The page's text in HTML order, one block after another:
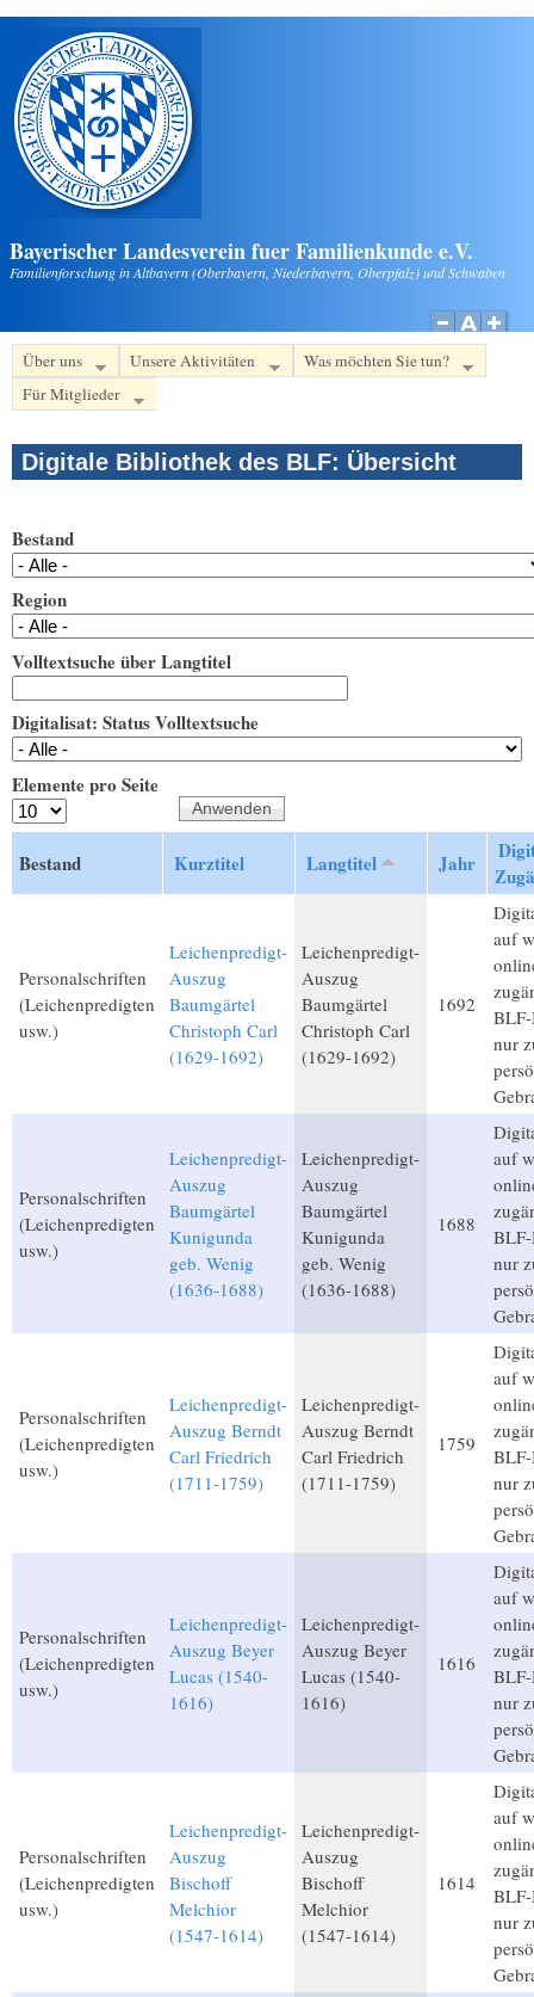
Direkt zum Inhalt
Bayerischer Landesverein fuer Familienkunde e.V.
Familienforschung in Altbayern (Oberbayern, Niederbayern, Oberpfalz) und Schwaben
Über uns Unsere Aktivitäten
Was möchten Sie tun?
Für Mitglieder
Digitale Bibliothek des BLF: Übersicht
Bestand
Region
Volltextsuche über Langtitel
Digitalisat: Status Volltextsuche
Elemente pro Seite
Bestand Kurztitel Langtitel Jahr
Personalschriften
(Leichenpredigten
usw.)
Leichenpredigt-
Auszug
Baumgärtel
Christoph Carl
(1629-1692)
Leichenpredigt-
Auszug
Baumgärtel
Christoph Carl
(1629-1692)
1692
auf
nur
Personalschriften
(Leichenpredigten
usw.)
Leichenpredigt-
Auszug
Baumgärtel
Kunigunda
geb. Wenig
(1636-1688)
Leichenpredigt-
Auszug
Baumgärtel
Kunigunda
geb. Wenig
(1636-1688)
1688
auf
nur
Personalschriften
(Leichenpredigten
usw.)
Leichenpredigt-
Auszug Berndt
Carl Friedrich
(1711-1759)
Leichenpredigt-
Auszug Berndt
Carl Friedrich
(1711-1759)
1759
auf
nur
Personalschriften
(Leichenpredigten
usw.)
Leichenpredigt-
Auszug Beyer
Lucas (1540-
1616)
Leichenpredigt-
Auszug Beyer
Lucas (1540-
1616)
1616
auf
nur
Personalschriften
(Leichenpredigten
usw.)
Leichenpredigt-
Auszug
Bischoff
Melchior
(1547-1614)
Leichenpredigt-
Auszug
Bischoff
Melchior
(1547-1614)
1614
auf
nur